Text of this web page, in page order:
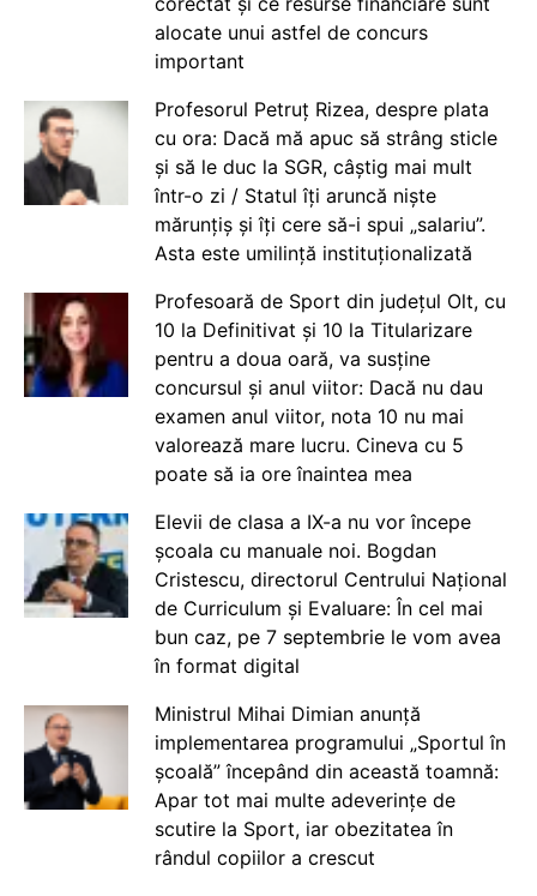
alocate unui astfel de concurs
important
Profesorul Petruț Rizea, despre plata
cu ora: Dacă mă apuc să strâng sticle
și să le duc la SGR, câștig mai mult
într-o zi / Statul îți aruncă niște
mărunțiș și îți cere să-i spui „salariu”.
Asta este umilință instituționalizată
Profesoară de Sport din județul Olt, cu
10 la Definitivat și 10 la Titularizare
pentru a doua oară, va susține
concursul și anul viitor: Dacă nu dau
examen anul viitor, nota 10 nu mai
valorează mare lucru. Cineva cu 5
poate să ia ore înaintea mea
Elevii de clasa a IX-a nu vor începe
școala cu manuale noi. Bogdan
Cristescu, directorul Centrului Național
de Curriculum și Evaluare: În cel mai
bun caz, pe 7 septembrie le vom avea
în format digital
Ministrul Mihai Dimian anunță
implementarea programului „Sportul în
școală” începând din această toamnă:
Apar tot mai multe adeverințe de
scutire la Sport, iar obezitatea în
rândul copiilor a crescut